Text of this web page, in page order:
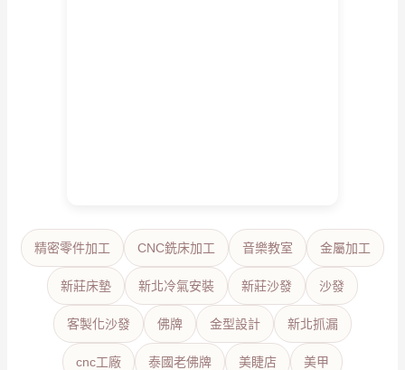
精密零件加工 CNC銑床加工 音樂教室 金屬加工
新莊床墊 新北冷氣安裝 新莊沙發 沙發
客製化沙發 佛牌 金型設計 新北抓漏
cnc工廠 泰國老佛牌 美睫店 美甲